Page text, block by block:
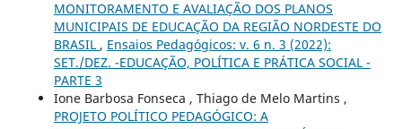
MONITORAMENTO E AVALIAÇÃO DOS PLANOS
MUNICIPAIS DE EDUCAÇÃO DA REGIÃO NORDESTE DO
BRASIL , Ensaios Pedagógicos: v. 6 n. 3 (2022):
SET./DEZ. -EDUCAÇÃO, POLÍTICA E PRÁTICA SOCIAL -
PARTE 3
Ione Barbosa Fonseca , Thiago de Melo Martins ,
PROJETO POLÍTICO PEDAGÓGICO: A